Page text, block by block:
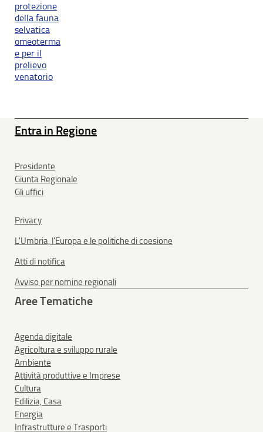
protezione
della fauna
selvatica
omeoterma
e per il
prelievo
venatorio
Entra in Regione
Presidente
Giunta Regionale
Gli uffici
Privacy
L'Umbria, l'Europa e le politiche di coesione
Atti di notifica
Avviso per nomine regionali
Aree Tematiche
Agenda digitale
Agricoltura e sviluppo rurale
Ambiente
Attività produttive e Imprese
Cultura
Edilizia, Casa
Energia
Infrastrutture e Trasporti